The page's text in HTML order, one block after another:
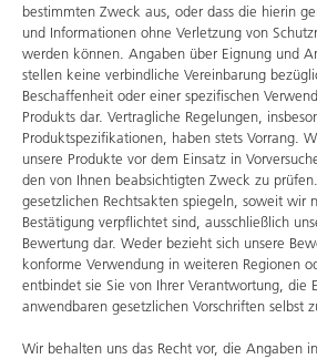
bestimmten Zweck aus, oder dass die hierin
und Informationen ohne Verletzung von
werden können. Angaben über Eignung und
stellen keine verbindliche Vereinbarung
Beschaffenheit oder einer spezifischen
Produkts dar. Vertragliche Regelungen,
Produktspezifikationen, haben stets Vorrang.
unsere Produkte vor dem Einsatz in
den von Ihnen beabsichtigten Zweck zu
gesetzlichen Rechtsakten spiegeln, soweit wir
Bestätigung verpflichtet sind, ausschließlich
Bewertung dar. Weder bezieht sich unsere
konforme Verwendung in weiteren Regionen
entbindet sie Sie von Ihrer Verantwortung, die
anwendbaren gesetzlichen Vorschriften selbst
Wir behalten uns das Recht vor, die Angaben